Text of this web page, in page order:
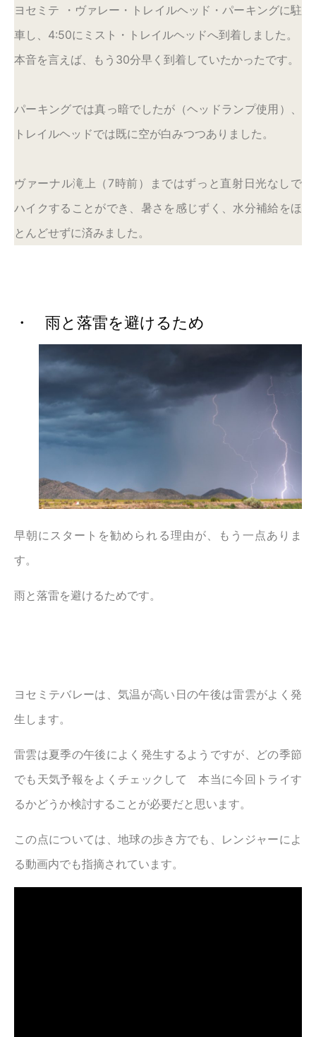
ヨセミテ ・ヴァレー・トレイルヘッド・パーキングに駐
車し、4:50にミスト・トレイルヘッドへ到着しました。
本音を言えば、もう30分早く到着していたかったです。
パーキングでは真っ暗でしたが（ヘッドランプ使用）、
トレイルヘッドでは既に空が白みつつありました。
ヴァーナル滝上（7時前）まではずっと直射日光なしで
ハイクすることができ、暑さを感じずく、水分補給をほ
とんどせずに済みました。
・ 雨と落雷を避けるため
早朝にスタートを勧められる理由が、もう一点ありま
す。
雨と落雷を避けるためです。
ヨセミテバレーは、気温が高い日の午後は雷雲がよく発
生します。
雷雲は夏季の午後によく発生するようですが、どの季節
でも天気予報をよくチェックして 本当に今回トライす
るかどうか検討することが必要だと思います。
この点については、地球の歩き方でも、レンジャーによ
る動画内でも指摘されています。